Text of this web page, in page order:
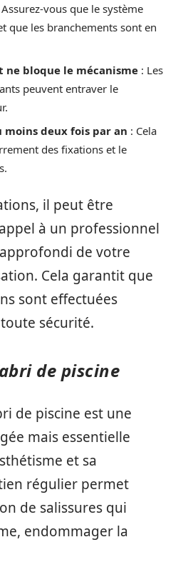
Assurez-vous que le système
que les branchements sont en
ne bloque le mécanisme : Les
peuvent entraver le
deux fois par an : Cela
des fixations et le
il peut être
à un professionnel
de votre
Cela garantit que
sont effectuées
sécurité.
de piscine
de piscine est une
mais essentielle
et sa
régulier permet
de salissures qui
endommager la